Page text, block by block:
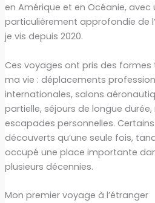
en Amérique et en Océanie, avec
particulièrement approfondie de
je vis depuis 2020.
Ces voyages ont pris des
ma vie : déplacements
internationales, salons
partielle, séjours de longue
escapades personnelles.
découverts qu’une seule fois,
occupé une place importante
plusieurs décennies.
Mon premier voyage à l’étranger